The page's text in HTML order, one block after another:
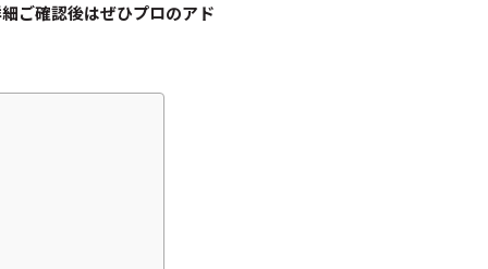
ご確認後はぜひプロのアド